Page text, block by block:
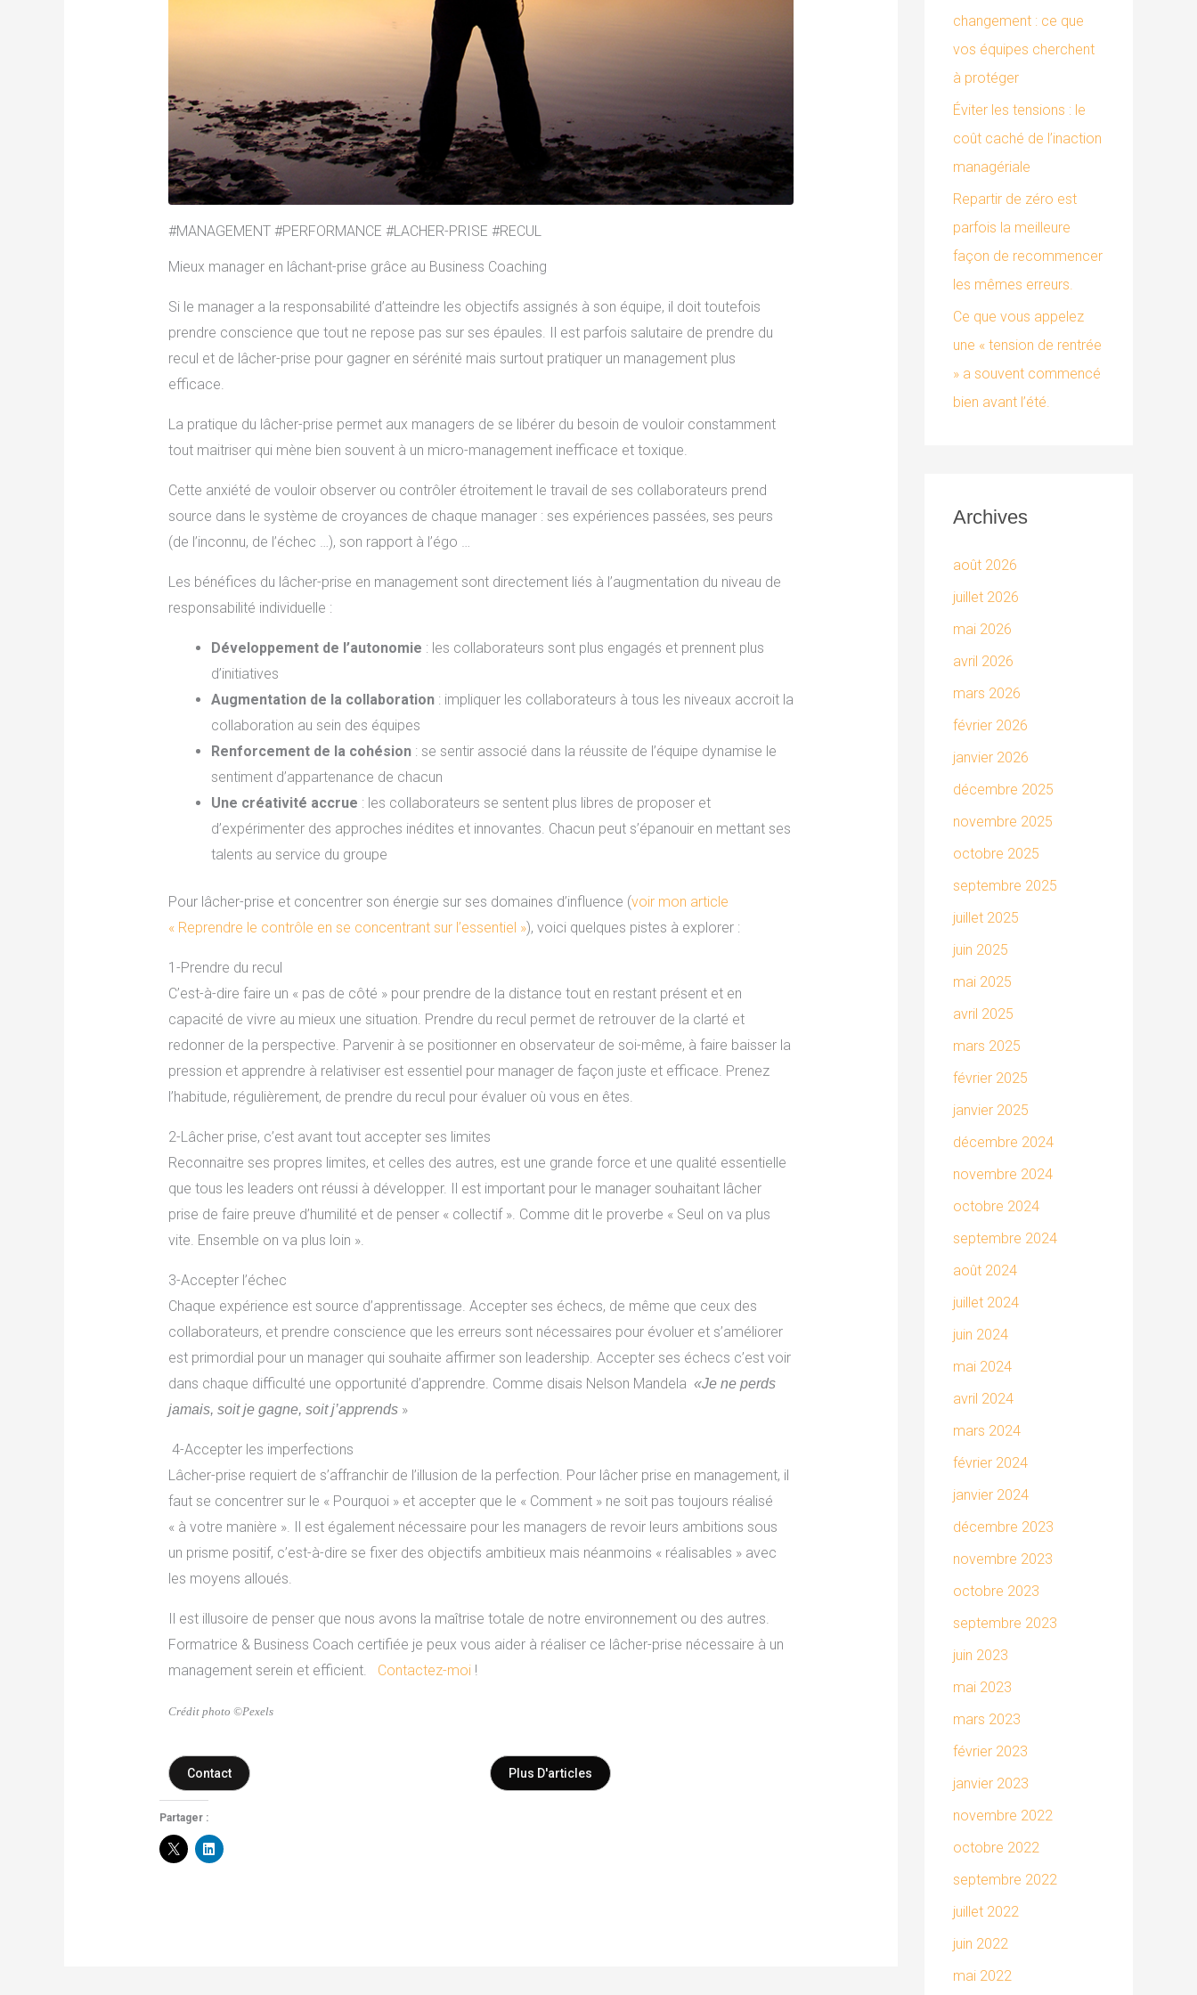
#MANAGEMENT #PERFORMANCE #LACHER-PRISE #RECUL
Mieux manager en lâchant-prise grâce au Business Coaching
Si le manager a la responsabilité d’atteindre les objectifs assignés à son équipe, il doit toutefois
prendre conscience que tout ne repose pas sur ses épaules. Il est parfois salutaire de prendre du
recul et de lâcher-prise pour gagner en sérénité mais surtout pratiquer un management plus
efficace.
La pratique du lâcher-prise permet aux managers de se libérer du besoin de vouloir constamment
tout maitriser qui mène bien souvent à un micro-management inefficace et toxique.
Cette anxiété de vouloir observer ou contrôler étroitement le travail de ses collaborateurs prend
source dans le système de croyances de chaque manager : ses expériences passées, ses peurs
(de l’inconnu, de l’échec …), son rapport à l’égo …
Les bénéfices du lâcher-prise en management sont directement liés à l’augmentation du niveau de
responsabilité individuelle :
Développement de l’autonomie : les collaborateurs sont plus engagés et prennent plus
d’initiatives
Augmentation de la collaboration: impliquer les collaborateurs à tous les niveaux accroit la
collaboration au sein des équipes
Renforcement de la cohésion: se sentir associé dans la réussite de l’équipe dynamise le
sentiment d’appartenance de chacun
Une créativité accrue : les collaborateurs se sentent plus libres de proposer et
d’expérimenter des approches inédites et innovantes. Chacun peut s’épanouir en mettant ses
talents au service du groupe
Pour lâcher-prise et concentrer son énergie sur ses domaines d’influence (voir mon article
« Reprendre le contrôle en se concentrant sur l’essentiel »), voici quelques pistes à explorer :
1-Prendre du recul
C’est-à-dire faire un « pas de côté » pour prendre de la distance tout en restant présent et en
capacité de vivre au mieux une situation. Prendre du recul permet de retrouver de la clarté et
redonner de la perspective. Parvenir à se positionner en observateur de soi-même, à faire baisser la
pression et apprendre à relativiser est essentiel pour manager de façon juste et efficace. Prenez
l’habitude, régulièrement, de prendre du recul pour évaluer où vous en êtes.
2-Lâcher prise, c’est avant tout accepter ses limites
Reconnaitre ses propres limites, et celles des autres, est une grande force et une qualité essentielle
que tous les leaders ont réussi à développer. Il est important pour le manager souhaitant lâcher
prise de faire preuve d’humilité et de penser « collectif ». Comme dit le proverbe « Seul on va plus
vite. Ensemble on va plus loin ».
3-Accepter l’échec
Chaque expérience est source d’apprentissage. Accepter ses échecs, de même que ceux des
collaborateurs, et prendre conscience que les erreurs sont nécessaires pour évoluer et s’améliorer
est primordial pour un manager qui souhaite affirmer son leadership. Accepter ses échecs c’est voir
dans chaque difficulté une opportunité d’apprendre. Comme disais Nelson Mandela «Je ne perds
jamais, soit je gagne, soit j’apprends»
4-Accepter les imperfections
Lâcher-prise requiert de s’affranchir de l’illusion de la perfection. Pour lâcher prise en management, il
faut se concentrer sur le « Pourquoi » et accepter que le « Comment » ne soit pas toujours réalisé
« à votre manière ». Il est également nécessaire pour les managers de revoir leurs ambitions sous
un prisme positif, c’est-à-dire se fixer des objectifs ambitieux mais néanmoins « réalisables » avec
les moyens alloués.
Il est illusoire de penser que nous avons la maîtrise totale de notre environnement ou des autres.
Formatrice & Business Coach certifiée je peux vous aider à réaliser ce lâcher-prise nécessaire à un
management serein et efficient.
Contactez-moi!
Crédit photo ©Pexels
Contact Plus D'articles
Partager :
:changement : ce que
vos équipes cherchent
à protéger
Éviter les tensions : le
coût caché de l’inaction
managériale
Repartir de zéro est
parfois la meilleure
façon de recommencer
les mêmes erreurs.
Ce que vous appelez
une « tension de rentrée
» a souvent commencé
bien avant l’été.
Archives
août 2026
juillet 2026
mai 2026
avril 2026
mars 2026
février 2026
janvier 2026
décembre 2025
novembre 2025
octobre 2025
septembre 2025
juillet 2025
juin 2025
mai 2025
avril 2025
mars 2025
février 2025
janvier 2025
décembre 2024
novembre 2024
octobre 2024
septembre 2024
août 2024
juillet 2024
juin 2024
mai 2024
avril 2024
mars 2024
février 2024
janvier 2024
décembre 2023
novembre 2023
octobre 2023
septembre 2023
juin 2023
mai 2023
mars 2023
février 2023
janvier 2023
novembre 2022
octobre 2022
septembre 2022
juillet 2022
juin 2022
mai 2022